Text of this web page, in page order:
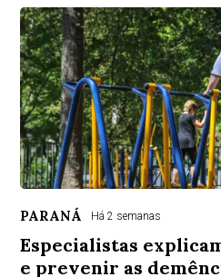
PARANÁ Há 2 semanas
Especialistas
e prevenir as